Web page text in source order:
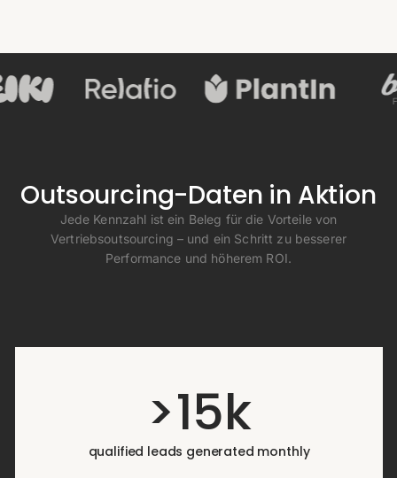
Outsourcing-Daten in Aktion
Jede Kennzahl ist ein Beleg für die Vorteile von
Vertriebsoutsourcing – und ein Schritt zu besserer
Performance und höherem ROI.
>15k
qualified leads generated monthly